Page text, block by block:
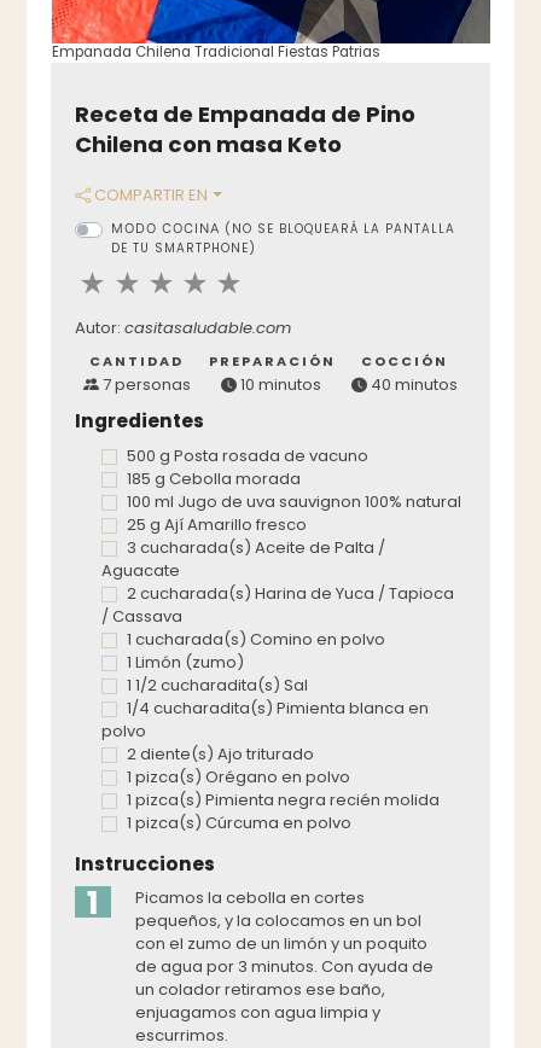
Empanada Chilena Tradicional Fiestas Patrias
Receta de Empanada de Pino
Chilena con masa Keto
COMPARTIR EN
MODO COCINA (NO SE BLOQUEARÁ LA PANTALLA
DE TU SMARTPHONE)
Autor:casitasaludable.com
CANTIDAD
7 personas
PREPARACIÓN
10 minutos
COCCIÓN
40 minutos
Ingredientes
500 g Posta rosada de vacuno
185 g Cebolla morada
100 ml Jugo de uva sauvignon 100% natural
25 g Ají Amarillo fresco
3 cucharada(s) Aceite de Palta /
Aguacate
2 cucharada(s) Harina de Yuca / Tapioca
/ Cassava
1 cucharada(s) Comino en polvo
1 Limón (zumo)
1 1/2 cucharadita(s) Sal
1/4 cucharadita(s) Pimienta blanca en
polvo
2 diente(s) Ajo triturado
1 pizca(s) Orégano en polvo
1 pizca(s) Pimienta negra recién molida
1 pizca(s) Cúrcuma en polvo
Instrucciones
1
Picamos la cebolla en cortes
pequeños, y la colocamos en un bol
con el zumo de un limón y un poquito
de agua por 3 minutos. Con ayuda de
un colador retiramos ese baño,
enjuagamos con agua limpia y
escurrimos.